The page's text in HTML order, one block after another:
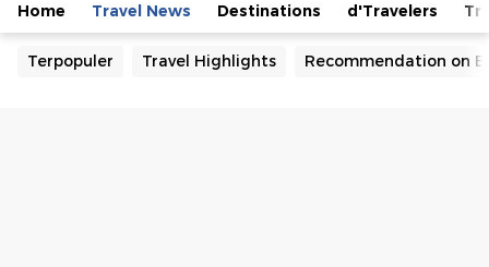
Home Travel News Destinations d'Travelers
Terpopuler Travel Highlights Recommendation on